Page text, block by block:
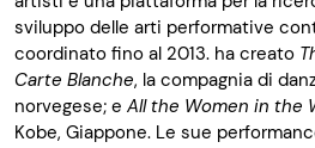
sviluppo delle arti performative
coordinato fino al 2013. ha creato
Carte Blanche, la compagnia di
norvegese; e Allthe Women in the
Kobe, Giappone. Le sue